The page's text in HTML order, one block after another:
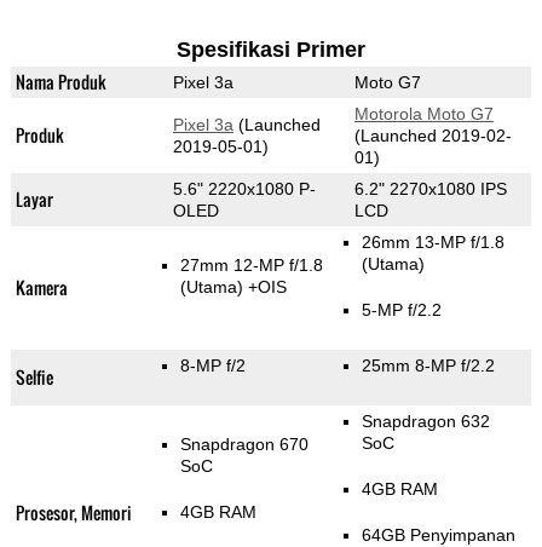
Spesifikasi Primer
Nama Produk Pixel 3a Moto G7
Produk Pixel 3a (Launched
2019-05-01)
Motorola Moto G7
(Launched 2019-02-
01)
Layar
5.6" 2220x1080 P-
OLED
6.2" 2270x1080 IPS
LCD
Kamera
27mm 12-MP f/1.8
(Utama) +OIS
26mm 13-MP f/1.8
(Utama)
5-MP f/2.2
Selfie 8-MP f/2 25mm 8-MP f/2.2
Prosesor, Memori
Snapdragon 670
SoC
4GB RAM
Snapdragon 632
SoC
4GB RAM
64GB Penyimpanan